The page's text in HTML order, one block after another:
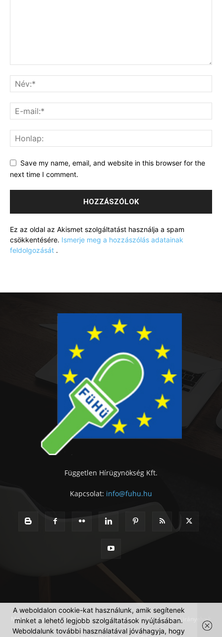
Save my name, email, and website in this browser for the
next time I comment.
Ez az oldal az Akismet szolgáltatást használja a spam
csökkentésére. Ismerje meg a hozzászólás adatainak
feldolgozását .
Független Hírügynökség Kft.
Kapcsolat: info@fuhu.hu
Médiaajánlat Impresszum Szerzői jogok Adatkezelési irányelvek
A weboldalon cookie-kat használunk, amik segítenek
minket a lehető legjobb szolgáltatások nyújtásában.
Weboldalunk további használatával jóváhagyja, hogy